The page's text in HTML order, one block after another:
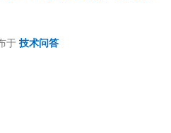
于 技术问答